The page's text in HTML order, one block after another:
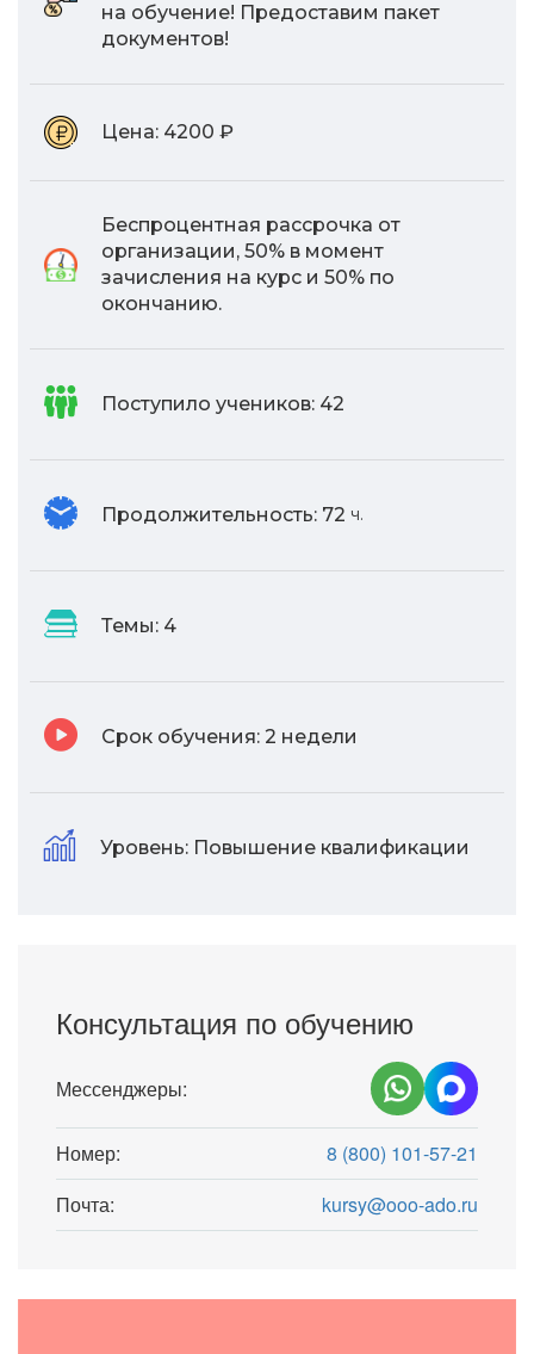
на обучение! Предоставим пакет
документов!
Цена: 4200 ₽
Беспроцентная рассрочка от
организации, 50% в момент
зачисления на курс и 50% по
окончанию.
Поступило учеников: 42
Продолжительность: 72 ч.
Темы: 4
Срок обучения: 2 недели
Уровень: Повышение квалификации
Консультация по обучению
Мессенджеры:
Номер:
8 (800) 101-57-21
Почта:
kursy@ooo-ado.ru